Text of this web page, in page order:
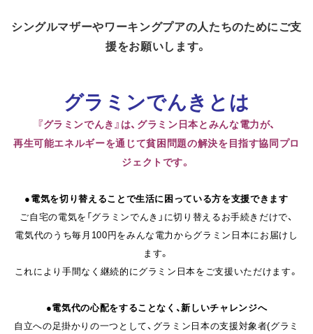
シングルマザーやワーキングプアの人たちのためにご支
援をお願いします。
グラミンでんきとは
『グラミンでんき』は、グラミン日本とみんな電力が、
再生可能エネルギーを通じて貧困問題の解決を目指す協同プロ
ジェクトです。
●電気を切り替えることで生活に困っている方を支援できます
ご自宅の電気を「グラミンでんき」に切り替えるお手続きだけで、
電気代のうち毎月100円をみんな電力からグラミン日本にお届けし
ます。
これにより手間なく継続的にグラミン日本をご支援いただけます。
●電気代の心配をすることなく、新しいチャレンジへ
自立への足掛かりの一つとして、グラミン日本の支援対象者(グラミ